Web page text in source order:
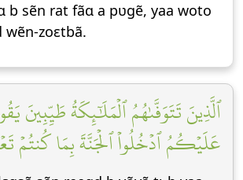
b sẽn rat fãɑ a pʋgẽ, yaa woto
wẽn-zoεtbã.
ٱلَّذِينَ تَتَوَفَّىٰهُمُ ٱلۡمَلَٰٓئِكَةُ طَيِّبِينَ
عَلَيۡكُمُ ٱدۡخُلُواْ ٱلۡجَنَّةَ بِمَا كُنتُمۡ